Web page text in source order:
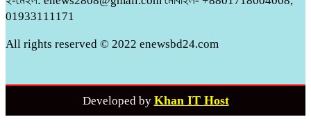
01933111171
All rights reserved © 2022 enewsbd24.com
Developed by Khan IT Host